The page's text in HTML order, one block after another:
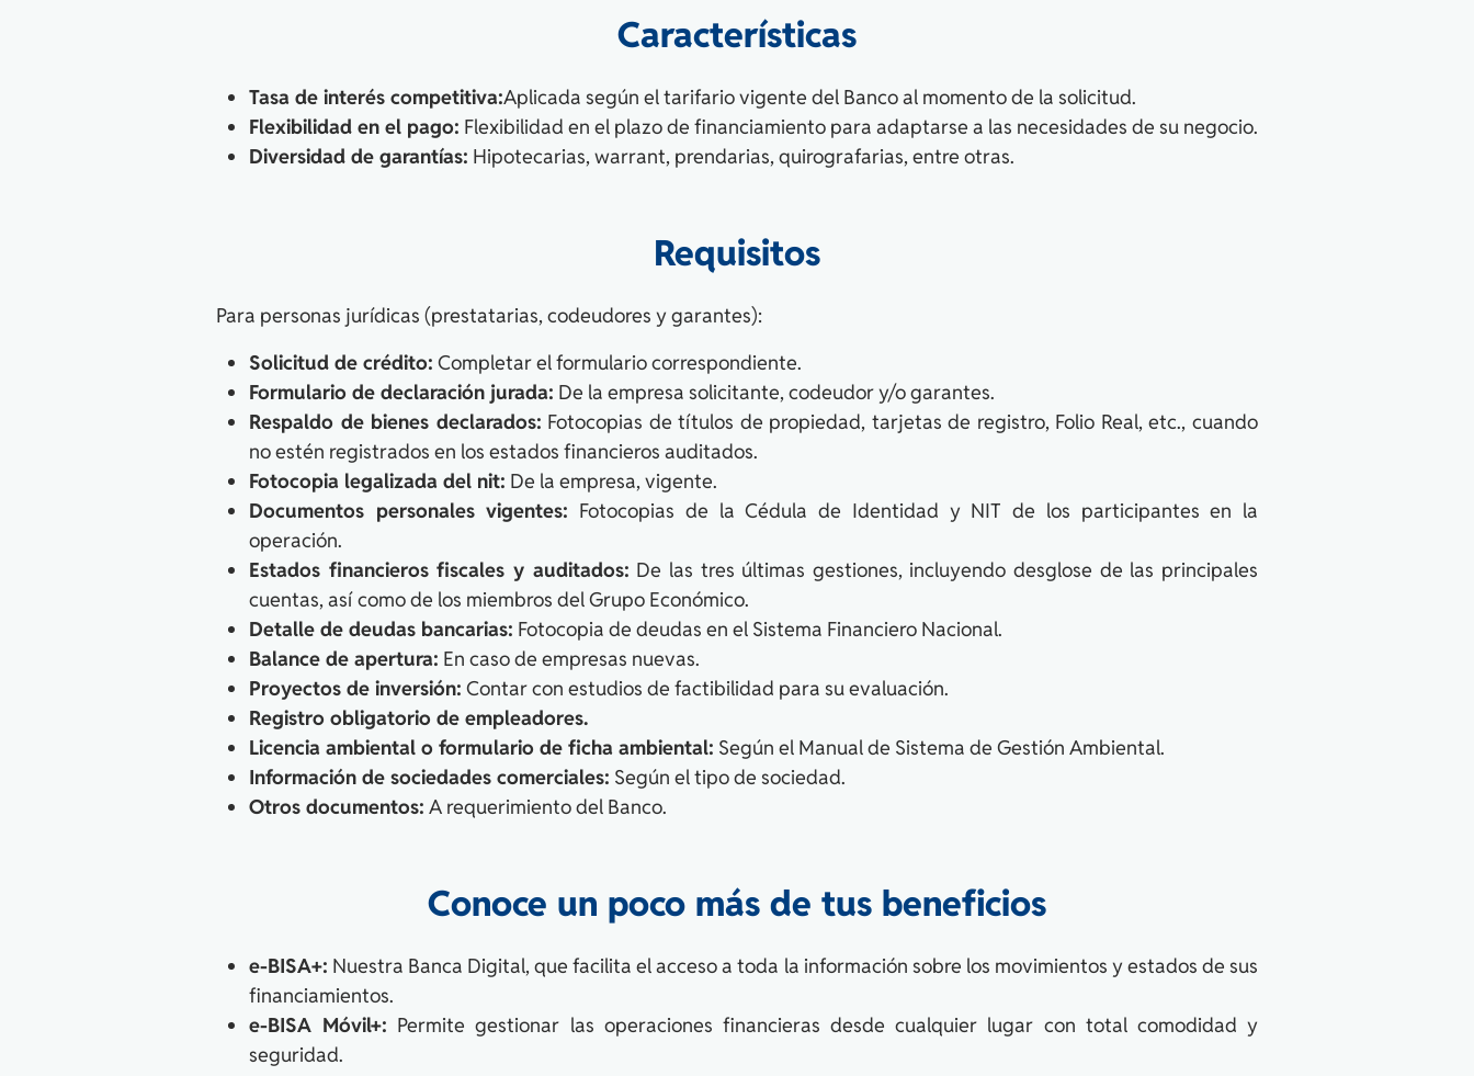
Características
Tasa de interés competitiva:Aplicada según el tarifario vigente del Banco al momento de la solicitud.
Flexibilidad en el pago: Flexibilidad en el plazo de financiamiento para adaptarse a las necesidades de su negocio.
Diversidad de garantías: Hipotecarias, warrant, prendarias, quirografarias, entre otras.
Requisitos
Para personas jurídicas (prestatarias, codeudores y garantes):
Solicitud de crédito: Completar el formulario correspondiente.
Formulario de declaración jurada: De la empresa solicitante, codeudor y/o garantes.
Respaldo de bienes declarados: Fotocopias de títulos de propiedad, tarjetas de registro, Folio Real, etc., cuando
no estén registrados en los estados financieros auditados.
Fotocopia legalizada del nit: De la empresa, vigente.
Documentos personales vigentes: Fotocopias de la Cédula de Identidad y NIT de los participantes en la
operación.
Estados financieros fiscales y auditados: De las tres últimas gestiones, incluyendo desglose de las principales
cuentas, así como de los miembros del Grupo Económico.
Detalle de deudas bancarias: Fotocopia de deudas en el Sistema Financiero Nacional.
Balance de apertura: En caso de empresas nuevas.
Proyectos de inversión: Contar con estudios de factibilidad para su evaluación.
Registro obligatorio de empleadores.
Licencia ambiental o formulario de ficha ambiental: Según el Manual de Sistema de Gestión Ambiental.
Información de sociedades comerciales: Según el tipo de sociedad.
Otros documentos: A requerimiento del Banco.
Conoce un poco más de tus beneficios
e-BISA+: Nuestra Banca Digital, que facilita el acceso a toda la información sobre los movimientos y estados de sus
financiamientos.
e-BISA Móvil+: Permite gestionar las operaciones financieras desde cualquier lugar con total comodidad y
seguridad.